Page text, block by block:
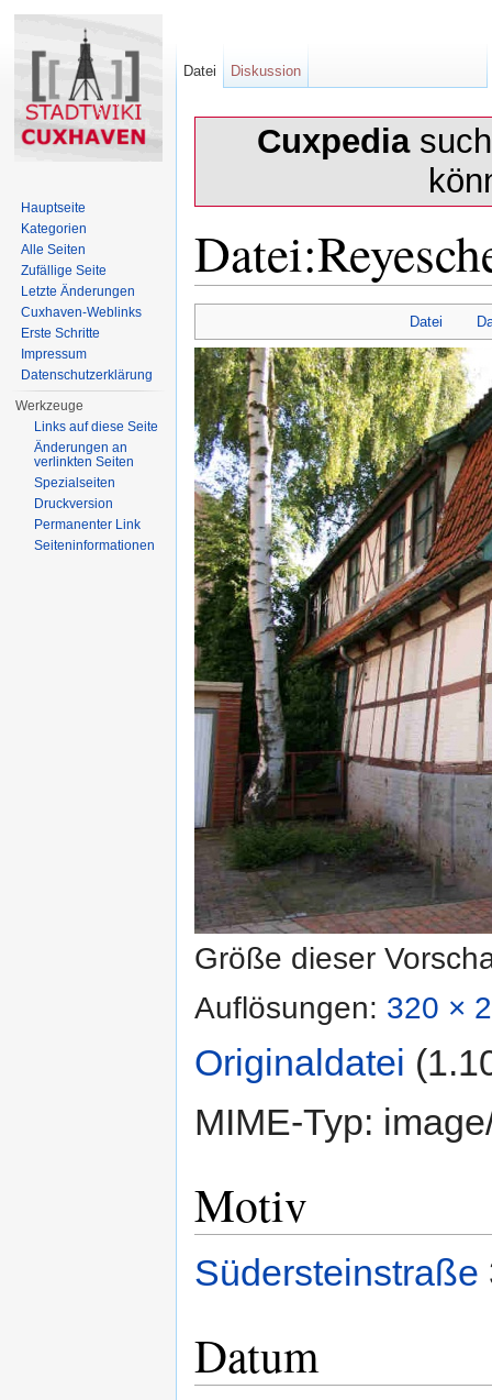
Cuxpedia
Datei
Größe dieser
Auflösungen: 320 ×
Originaldatei
MIME-Typ:
Motiv
Südersteinstraße
Datum
Datei Diskussion
Hauptseite
Kategorien
Alle Seiten
Zufällige Seite
Letzte Änderungen
Cuxhaven-Weblinks
Erste Schritte
Impressum
Datenschutzerklärung
Werkzeuge
Links auf diese Seite
Änderungen an
verlinkten Seiten
Spezialseiten
Druckversion
Permanenter Link
Seiten­informationen